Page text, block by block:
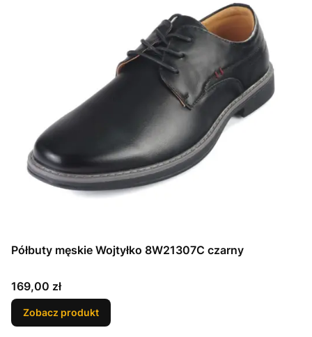
Półbuty męskie Wojtyłko 8W21307C czarny
Cena
169,00 zł
Zobacz produkt